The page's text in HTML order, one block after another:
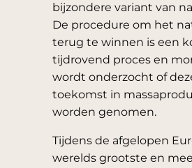
bijzondere variant van
De procedure om het
terug te winnen is een
tijdrovend proces en
wordt onderzocht of
toekomst in
worden genomen.
Tijdens de afgelopen
werelds grootste en